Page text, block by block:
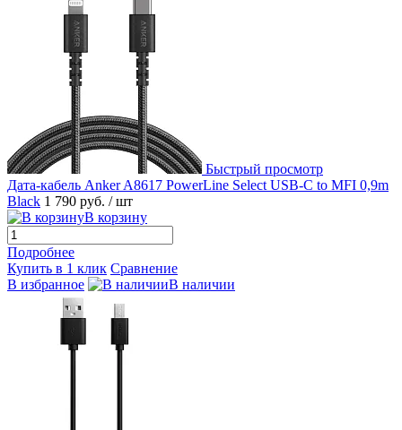
Быстрый просмотр
Дата-кабель Anker A8617 PowerLine Select USB-C to MFI 0,9m
Black 1 790 руб. / шт
В корзину
Подробнее
Купить в 1 клик Сравнение
В избранное
В наличии